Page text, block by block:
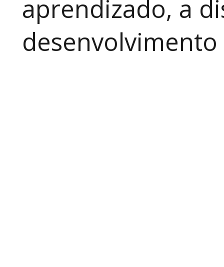
aprendizado, a